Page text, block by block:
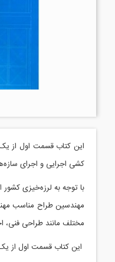
این کتاب قسمت اول از
کشی اجرایی و اجرای
با توجه به لرزه‌خیزی
مهندسین طراح مناسب
مختلف مانند طراحی فنی،
این کتاب قسمت اول از